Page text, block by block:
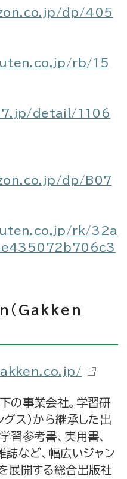
dp/405
rb/15
detail/1106
dp/B07
rk/32a
（Gakken
の事業会社。学習研
グス）から継承した出
習参考書、実用書、
誌など、幅広いジャン
展開する総合出版社